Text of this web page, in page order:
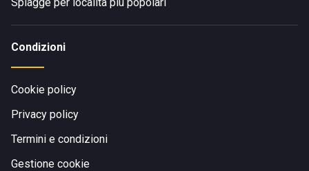
Condizioni
Cookie policy
Privacy policy
Termini e condizioni
Gestione cookie